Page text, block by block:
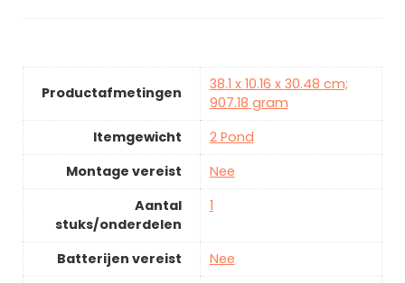
Productafmetingen
38.1 x 10.16 x 30.48 cm;
907.18 gram
Itemgewicht
2 Pond
Montage vereist
Nee
Aantal
stuks/onderdelen
1
Batterijen vereist
Nee